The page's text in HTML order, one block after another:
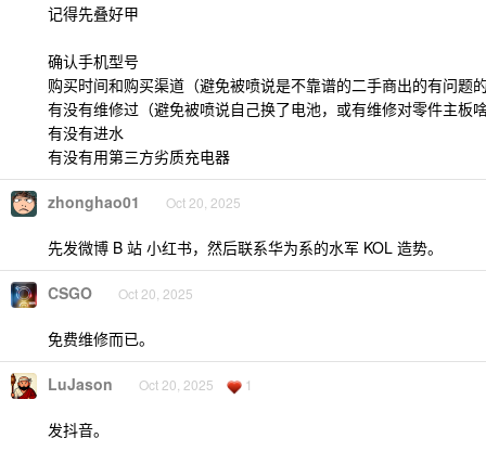
记得先叠好甲
确认手机型号
购买时间和购买渠道（避免被喷说是不靠谱的二手商出的有问题
有没有维修过（避免被喷说自己换了电池，或有维修对零件主板
有没有进水
有没有用第三方劣质充电器
zhonghao01 Oct 20, 2025
先发微博 B 站 小红书，然后联系华为系的水军 KOL 造势。
CSGO Oct 20, 2025
免费维修而已。
LuJason Oct 20, 2025 1
发抖音。